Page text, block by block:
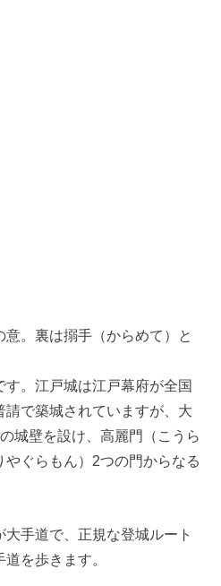
。裏は搦手（からめて）と
。江戸城は江戸幕府が全国
で築城されていますが、大
城壁を設け、高麗門（こうら
ぐらもん）2つの門からなる
手道で、正規な登城ルート
を歩きます。